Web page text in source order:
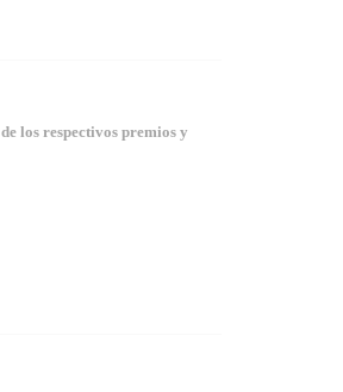
los respectivos premios y